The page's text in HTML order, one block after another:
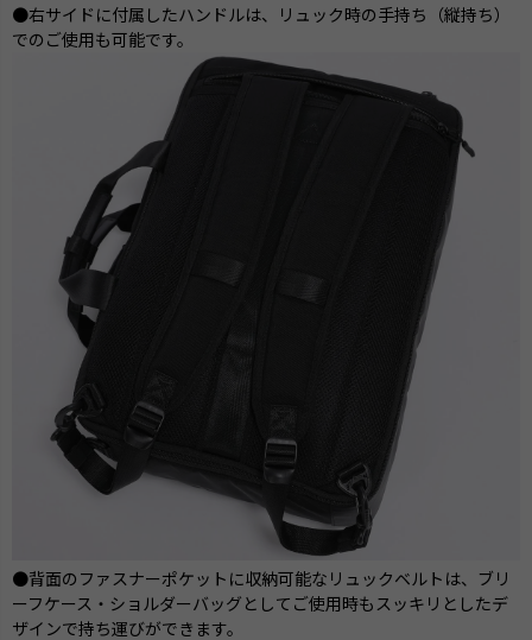
●右サイドに付属したハンドルは、リュック時の手持ち（縦持ち）
でのご使用も可能です。
●背面のファスナーポケットに収納可能なリュックベルトは、ブリ
ーフケース・ショルダーバッグとしてご使用時もスッキリとしたデ
ザインで持ち運びができます。